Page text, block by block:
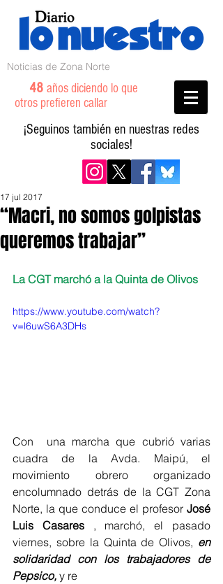
Noticias de Zona Norte
48 años diciendo lo que
otros prefieren callar
¡Seguinos también en nuestras redes
sociales!
“Macri, no somos golpistas
queremos trabajar”
17 jul 2017
La CGT marchó a la Quinta de Olivos
https://www.youtube.com/watch?
v=l6uwS6A3DHs
Con  una marcha que cubrió varias
cuadra de la Avda. Maipú, el
movimiento obrero organizado
encolumnado detrás de la CGT Zona
Norte, la que conduce el profesor José
Luis Casares​ , marchó, el pasado
viernes, sobre la Quinta de Olivos, en
solidaridad con los trabajadores de
Pepsico, y re